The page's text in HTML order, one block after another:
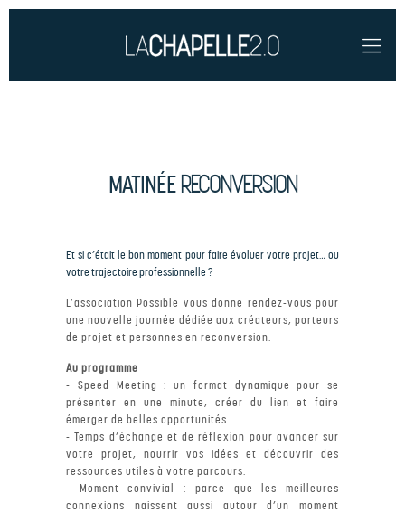
MATINÉERECONVERSION
Et si c’était le bon moment pour faire évoluer votre projet… ou
votre trajectoire professionnelle ?
L’association Possible vous donne rendez-vous pour
une nouvelle journée dédiée aux créateurs, porteurs
de projet et personnes en reconversion.
Au programme
- Speed Meeting : un format dynamique pour se
présenter en une minute, créer du lien et faire
émerger de belles opportunités.
- Temps d’échange et de réflexion pour avancer sur
votre projet, nourrir vos idées et découvrir des
ressources utiles à votre parcours.
- Moment convivial : parce que les meilleures
connexions naissent aussi autour d’un moment